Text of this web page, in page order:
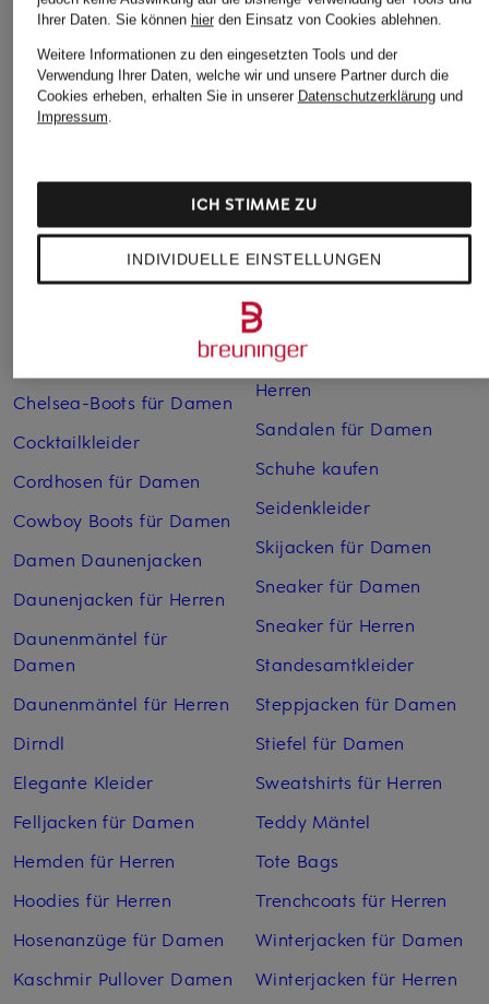
Weitere Kategorien
Abendkleider
Boots für Damen
Braune Stiefel für Damen
Chelsea Boots für Herren
Chelsea-Boots für Damen
Cocktailkleider
Cordhosen für Damen
Cowboy Boots für Damen
Damen Daunenjacken
Daunenjacken für Herren
Daunenmäntel für
Damen
Daunenmäntel für Herren
Dirndl
Elegante Kleider
Felljacken für Damen
Hemden für Herren
Hoodies für Herren
Hosenanzüge für Damen
Kaschmir Pullover Damen
Lederjacken für Damen
Mäntel für Damen
Parkas für Herren
Pullover für Damen
Rollkragenpullover für
Herren
Sandalen für Damen
Schuhe kaufen
Seidenkleider
Skijacken für Damen
Sneaker für Damen
Sneaker für Herren
Standesamtkleider
Steppjacken für Damen
Stiefel für Damen
Sweatshirts für Herren
Teddy Mäntel
Tote Bags
Trenchcoats für Herren
Winterjacken für Damen
Winterjacken für Herren
Ihrer Daten. Sie können hierden Einsatz von Cookies ablehnen.
Weitere Informationen zu den eingesetzten Tools und der
Verwendung Ihrer Daten, welche wir und unsere Partner durch die
Cookies erheben, erhalten Sie in unserer Datenschutzerklärungund
Impressum.
INDIVIDUELLE EINSTELLUNGEN
ICH STIMME ZU